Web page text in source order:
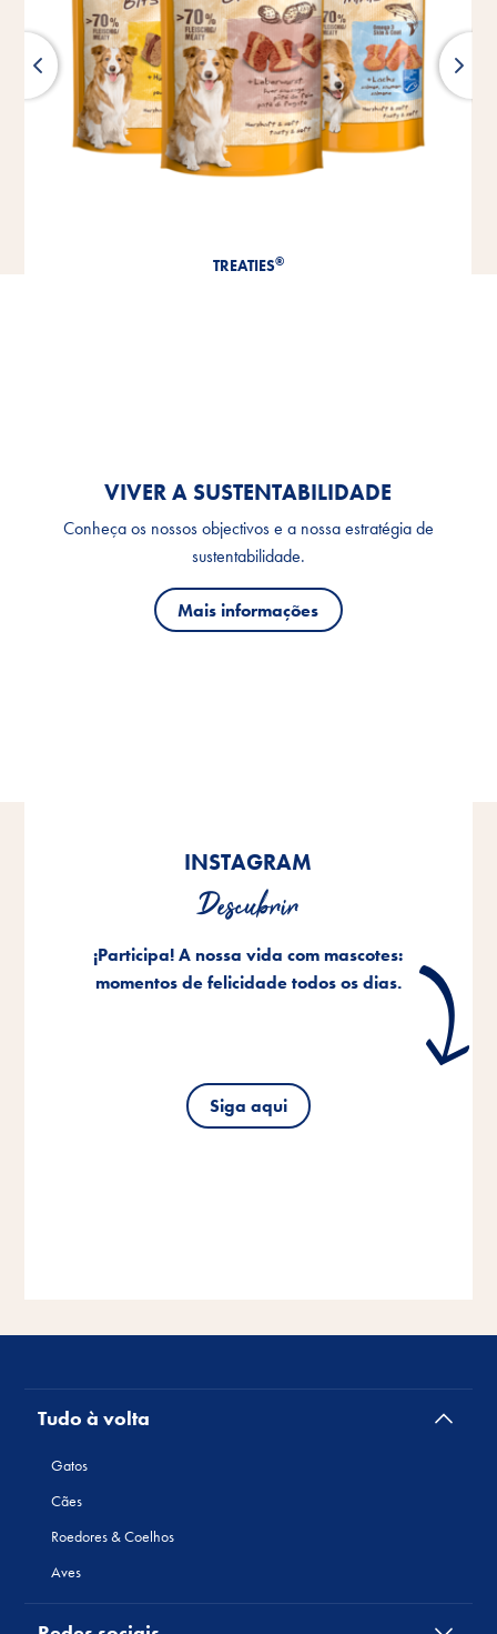
VIVER A SUSTENTABILIDADE
Conheça os nossos objectivos e a nossa estratégia de
sustentabilidade.
Mais informações
INSTAGRAM
Descubrir
¡Participa! A nossa vida com mascotes:
momentos de felicidade todos os dias.
Siga aqui
Tudo à volta
Gatos
Cães
Roedores & Coelhos
Aves